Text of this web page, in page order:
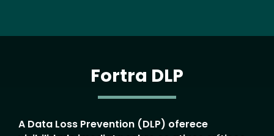
Fortra DLP
A Data Loss Prevention (DLP) oferece